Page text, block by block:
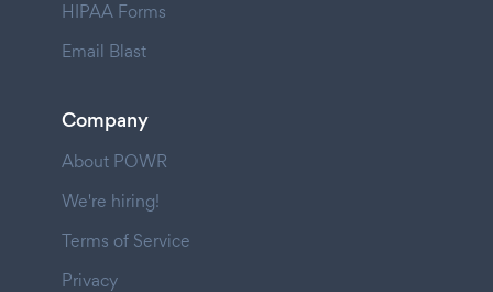
HIPAA Forms
Email Blast
Company
About POWR
We're hiring!
Terms of Service
Privacy